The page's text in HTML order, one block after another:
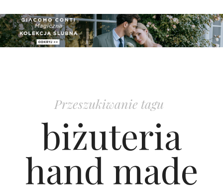
ZGŁOSZENIA
KSIĄŻKI BRIDELLE
POLECANE FIRMY
Przeszukiwanie tagu
biżuteria
hand made